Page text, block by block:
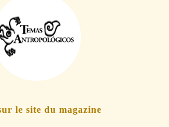
le site du magazine